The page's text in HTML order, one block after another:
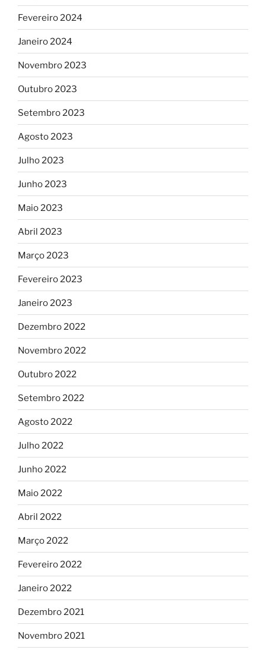
Fevereiro 2024
Janeiro 2024
Novembro 2023
Outubro 2023
Setembro 2023
Agosto 2023
Julho 2023
Junho 2023
Maio 2023
Abril 2023
Março 2023
Fevereiro 2023
Janeiro 2023
Dezembro 2022
Novembro 2022
Outubro 2022
Setembro 2022
Agosto 2022
Julho 2022
Junho 2022
Maio 2022
Abril 2022
Março 2022
Fevereiro 2022
Janeiro 2022
Dezembro 2021
Novembro 2021